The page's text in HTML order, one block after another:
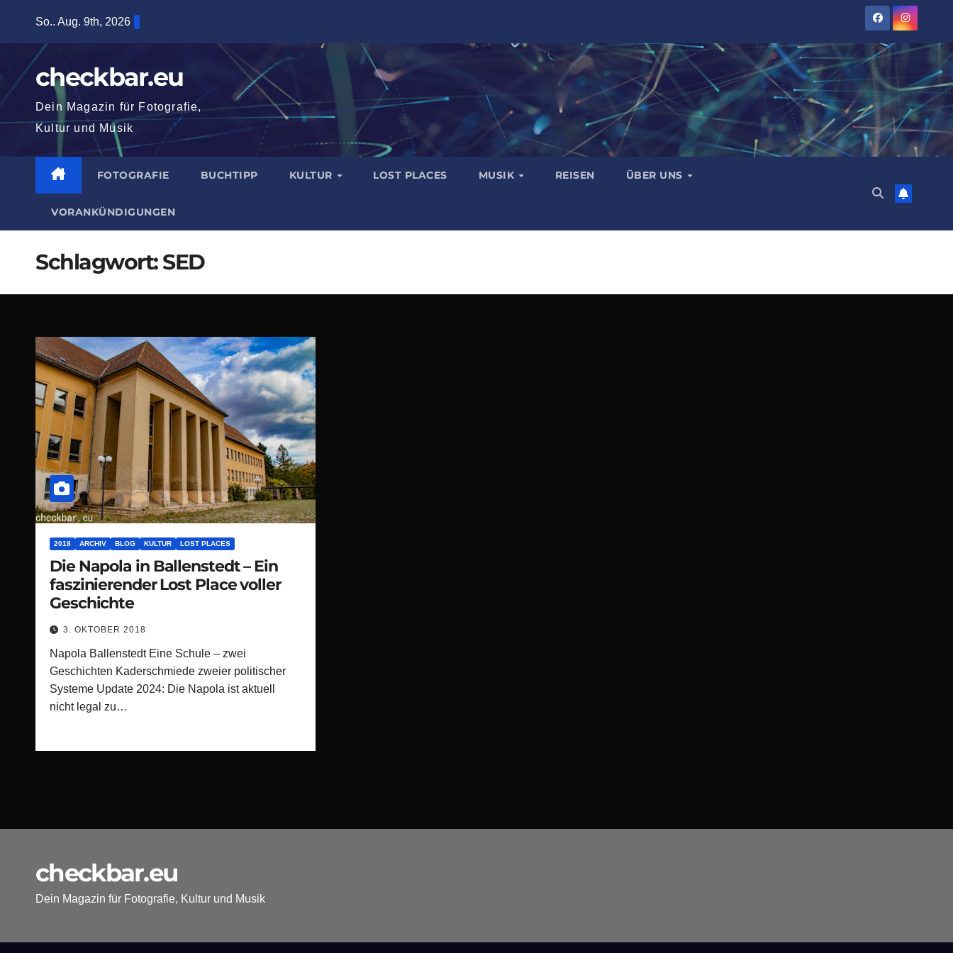
springen
So.. Aug. 9th, 2026
checkbar.eu
Dein Magazin für Fotografie,
Kultur und Musik
FOTOGRAFIE BUCHTIPP KULTUR LOST PLACES MUSIK REISEN ÜBER UNS
VORANKÜNDIGUNGEN
Schlagwort:SED
2018 ARCHIV BLOG KULTUR LOST PLACES
Die Napola in Ballenstedt – Ein
faszinierender Lost Place voller
Geschichte
3. OKTOBER 2018
Napola Ballenstedt Eine Schule – zwei
Geschichten Kaderschmiede zweier politischer
Systeme Update 2024: Die Napola ist aktuell
nicht legal zu…
checkbar.eu
Dein Magazin für Fotografie, Kultur und Musik